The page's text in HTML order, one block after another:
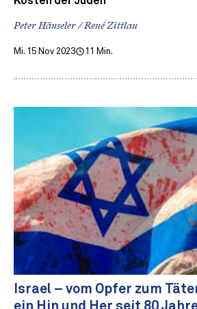
Peter Hänseler / René Zittlau
Mi. 15 Nov 2023 11 Min.
Israel – vom Opfer zum